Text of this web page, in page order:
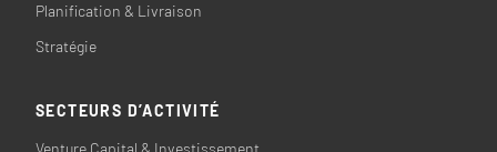
Planification & Livraison
Stratégie
SECTEURS D’ACTIVITÉ
Venture Capital & Investissement